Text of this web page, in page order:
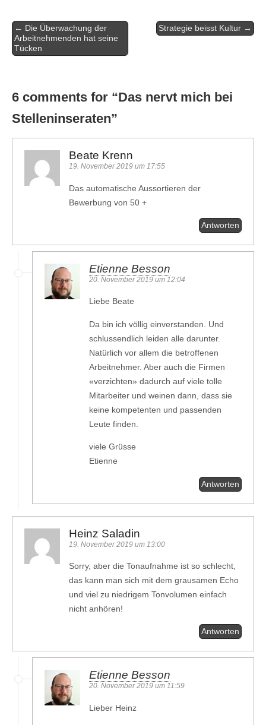
Artikel-
Navigation
← Die Überwachung der
Arbeitnehmenden hat seine
Tücken
Strategie beisst Kultur →
6 comments for “Das nervt mich bei
Stelleninseraten”
Beate Krenn
19. November 2019 um 17:55
Das automatische Aussortieren der
Bewerbung von 50 +
Antworten
Etienne Besson
20. November 2019 um 12:04
Liebe Beate
Da bin ich völlig einverstanden. Und
schlussendlich leiden alle darunter.
Natürlich vor allem die betroffenen
Arbeitnehmer. Aber auch die Firmen
«verzichten» dadurch auf viele tolle
Mitarbeiter und weinen dann, dass sie
keine kompetenten und passenden
Leute finden.
viele Grüsse
Etienne
Antworten
Heinz Saladin
19. November 2019 um 13:00
Sorry, aber die Tonaufnahme ist so schlecht,
das kann man sich mit dem grausamen Echo
und viel zu niedrigem Tonvolumen einfach
nicht anhören!
Antworten
Etienne Besson
20. November 2019 um 11:59
Lieber Heinz